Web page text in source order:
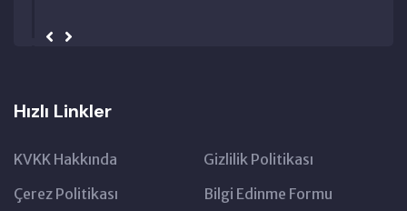
Hızlı Linkler
KVKK Hakkında
Gizlilik Politikası
Çerez Politikası
Bilgi Edinme Formu